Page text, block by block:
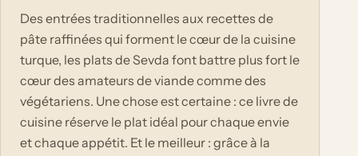
Des entrées traditionnelles aux recettes de
pâte raffinées qui forment le cœur de la cuisine
turque, les plats de Sevda font battre plus fort le
cœur des amateurs de viande comme des
végétariens. Une chose est certaine : ce livre de
cuisine réserve le plat idéal pour chaque envie
et chaque appétit. Et le meilleur : grâce à la